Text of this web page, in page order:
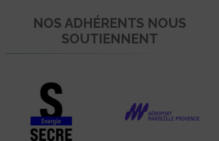
NOS ADHÉRENTS NOUS
SOUTIENNENT